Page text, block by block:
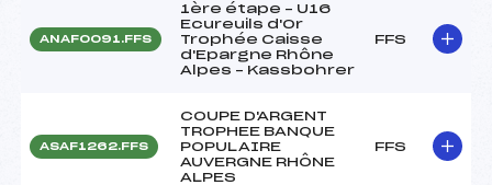
ANAF0091.FFS
1ère étape – U16
Ecureuils d'Or
Trophée Caisse
d'Epargne Rhône
Alpes – Kassbohrer
FFS
ASAF1262.FFS
COUPE D'ARGENT
TROPHEE BANQUE
POPULAIRE
AUVERGNE RHÔNE
ALPES
FFS